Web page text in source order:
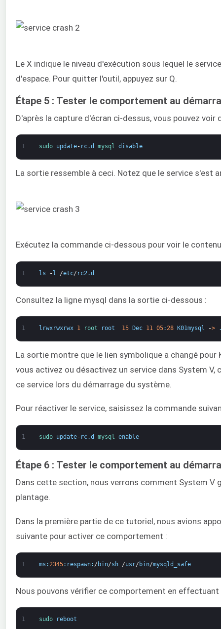
Le X indique le niveau d'exécution sous lequel le
d'espace. Pour quitter l'outil, appuyez sur Q.
Étape 5 : Tester le comportement au
D'après la capture d'écran ci-dessus, vous pouvez
1 sudo update- rc.d mysql disable
La sortie ressemble à ceci. Notez que le service s'est
Exécutez la commande ci-dessous pour voir le
1 ls -l /etc/ rc2 .d
Consultez la ligne mysql dans la sortie ci-dessous :
1 lrwxrwxrwx 1 root root 15 Dec 11 05:28 K01mysql ->
La sortie montre que le lien symbolique a changé
vous activez ou désactivez un service dans System
ce service lors du démarrage du système.
Pour réactiver le service, saisissez la commande
1 sudo update- rc.d mysql enable
Étape 6 : Tester le comportement au
Dans cette section, nous verrons comment System V
plantage.
Dans la première partie de ce tutoriel, nous avions
suivante pour activer ce comportement :
1 ms :2345: respawn: / bin/sh /usr/ bin/mysqld_safe
Nous pouvons vérifier ce comportement en
1 sudo reboot